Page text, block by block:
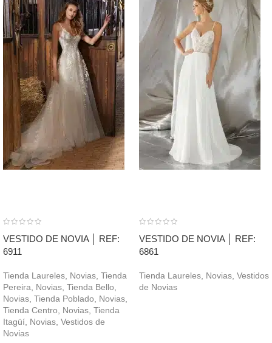
VESTIDO DE NOVIA │ REF:
6911
Tienda Laureles, Novias, Tienda
Pereira, Novias, Tienda Bello,
Novias, Tienda Poblado, Novias,
Tienda Centro, Novias, Tienda
Itagüí, Novias, Vestidos de
Novias
VESTIDO DE NOVIA │ REF:
6861
Tienda Laureles, Novias, Vestidos
de Novias